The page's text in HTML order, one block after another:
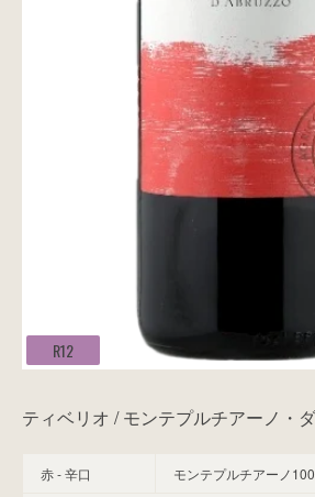
R12
ティベリオ / モンテプルチアーノ・
赤 - 辛口 モンテプルチアーノ